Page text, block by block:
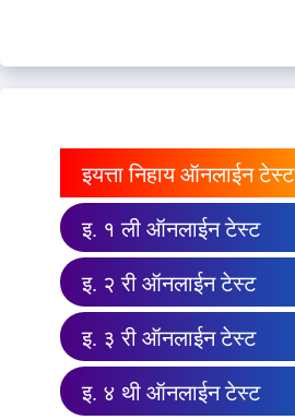
इयत्ता निहाय ऑनलाईन टेस्ट
इ. १ ली ऑनलाईन टेस्ट
इ. २ री ऑनलाईन टेस्ट
इ. ३ री ऑनलाईन टेस्ट
इ. ४ थी ऑनलाईन टेस्ट